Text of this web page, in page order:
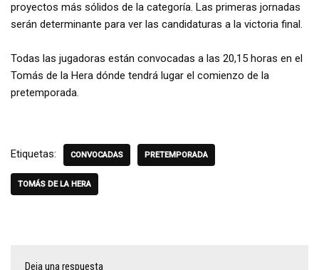
proyectos más sólidos de la categoría. Las primeras jornadas
serán determinante para ver las candidaturas a la victoria final.
Todas las jugadoras están convocadas a las 20,15 horas en el
Tomás de la Hera dónde tendrá lugar el comienzo de la
pretemporada.
Etiquetas: CONVOCADAS PRETEMPORADA
TOMÁS DE LA HERA
Deja una respuesta